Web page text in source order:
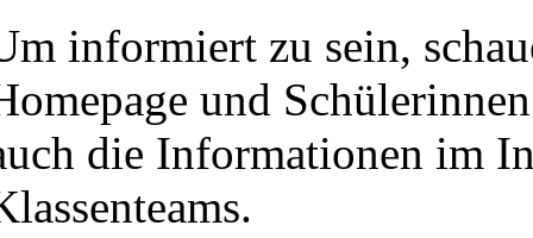
informiert zu sein,
und
die Informationen im